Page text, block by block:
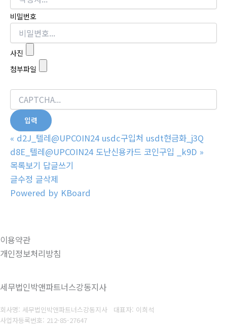
비밀번호
사진
첨부파일
« d2J_텔레@UPCOIN24 usdc구입처 usdt현금화_j3Q
d8E_텔레@UPCOIN24 도난신용카드 코인구입 _k9D »
목록보기 답글쓰기
글수정 글삭제
Powered by KBoard
이용약관
개인정보처리방침
세무법인박앤파트너스강동지사
회사명: 세무법인박앤파트너스강동지사 대표자: 이희석
사업자등록번호: 212-85-27647